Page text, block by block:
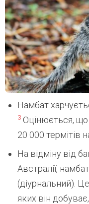
Намбат
3 Оцінюється,
20 000 термітів
На відміну від
Австралії,
(діурнальний).
яких він